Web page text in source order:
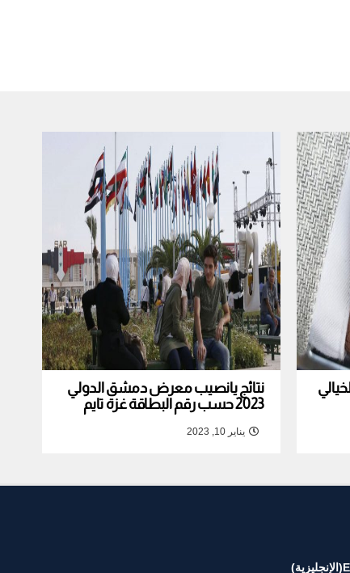
نتائج يانصيب معرض دمشق الدولي
2023 حسب رقم البطاقة غزة تايم
يناير 10, 2023
(الإنجليزية)